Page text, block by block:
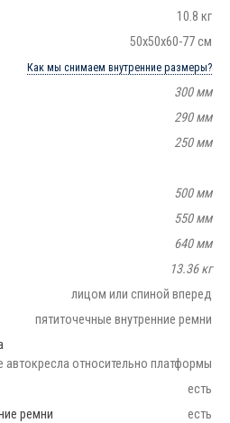
10.8 кг
50х50х60-77 см
Как мы снимаем внутренние размеры?
300 мм
290 мм
250 мм
500 мм
550 мм
640 мм
13.36 кг
лицом или спиной вперед
пятиточечные внутренние ремни
автокресла относительно платформы
есть
ремни
есть